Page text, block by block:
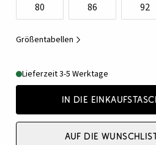
80 86 92
Größentabellen
Lieferzeit 3-5 Werktage
In die
Auf die